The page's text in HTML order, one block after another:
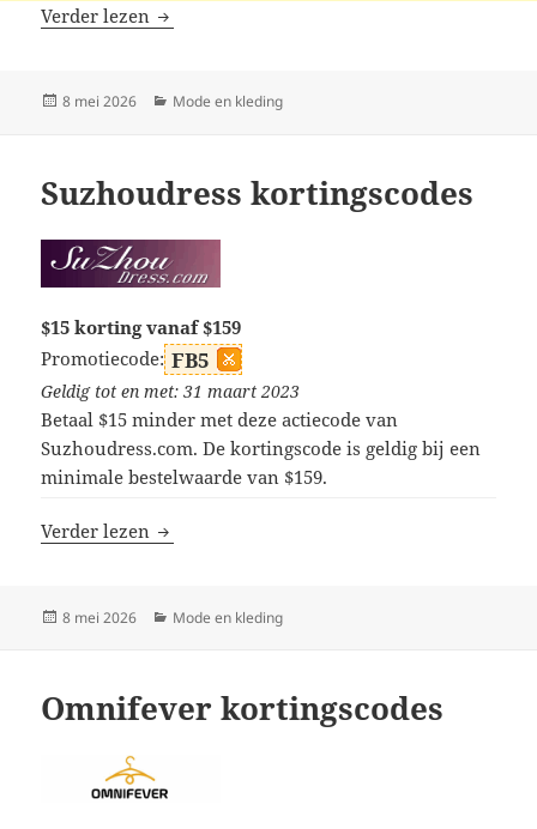
Verder lezen Cathybuy kortingscodes
Geplaatst
8 mei 2026 Categorieën
Mode en kleding
Suzhoudress kortingscodes
$15 korting vanaf $159
Promotiecode: FB5
Geldig tot en met: 31 maart 2023
Betaal $15 minder met deze actiecode van
Suzhoudress.com. De kortingscode is geldig bij een
minimale bestelwaarde van $159.
Verder lezen Suzhoudress kortingscodes
Geplaatst
8 mei 2026 Categorieën
Mode en kleding
Omnifever kortingscodes